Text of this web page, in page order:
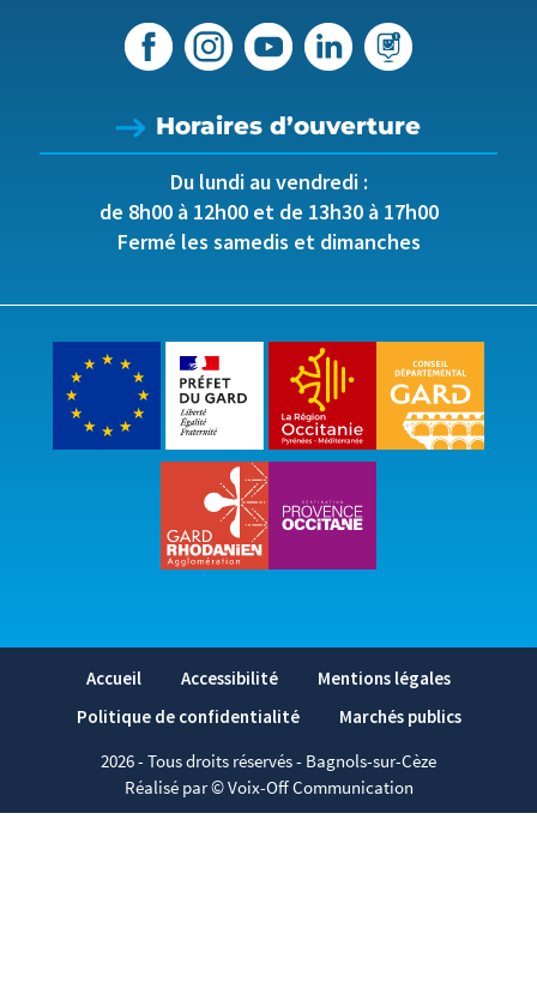
Horaires d’ouverture
Du lundi au vendredi :
de 8h00 à 12h00 et de 13h30 à 17h00
Fermé les samedis et dimanches
2026- Tous droits réservés - Bagnols-sur-Cèze
Réalisé par © Voix-Off Communication
Accueil Accessibilité
Mentions légales
Politique de confidentialité
Marchés publics